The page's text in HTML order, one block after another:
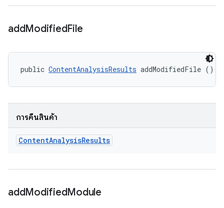
addModifiedFile
public ContentAnalysisResults addModifiedFile ()
การคืนสินค้า
ContentAnalysisResults
addModifiedModule